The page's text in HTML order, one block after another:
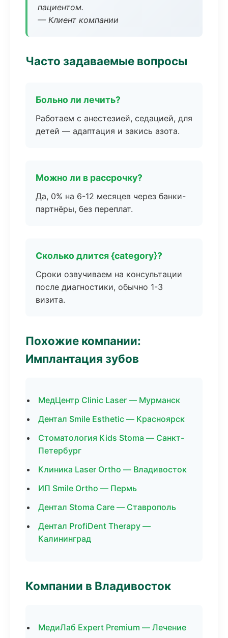
пациентом.
— Клиент компании
Часто задаваемые вопросы
Больно ли лечить?
Работаем с анестезией, седацией, для
детей — адаптация и закись азота.
Можно ли в рассрочку?
Да, 0% на 6-12 месяцев через банки-
партнёры, без переплат.
Сколько длится {category}?
Сроки озвучиваем на консультации
после диагностики, обычно 1-3
визита.
Похожие компании:
Имплантация зубов
МедЦентр Clinic Laser — Мурманск
Дентал Smile Esthetic — Красноярск
Стоматология Kids Stoma — Санкт-
Петербург
Клиника Laser Ortho — Владивосток
ИП Smile Ortho — Пермь
Дентал Stoma Care — Ставрополь
Дентал ProfiDent Therapy —
Калининград
Компании в Владивосток
МедиЛаб Expert Premium — Лечение